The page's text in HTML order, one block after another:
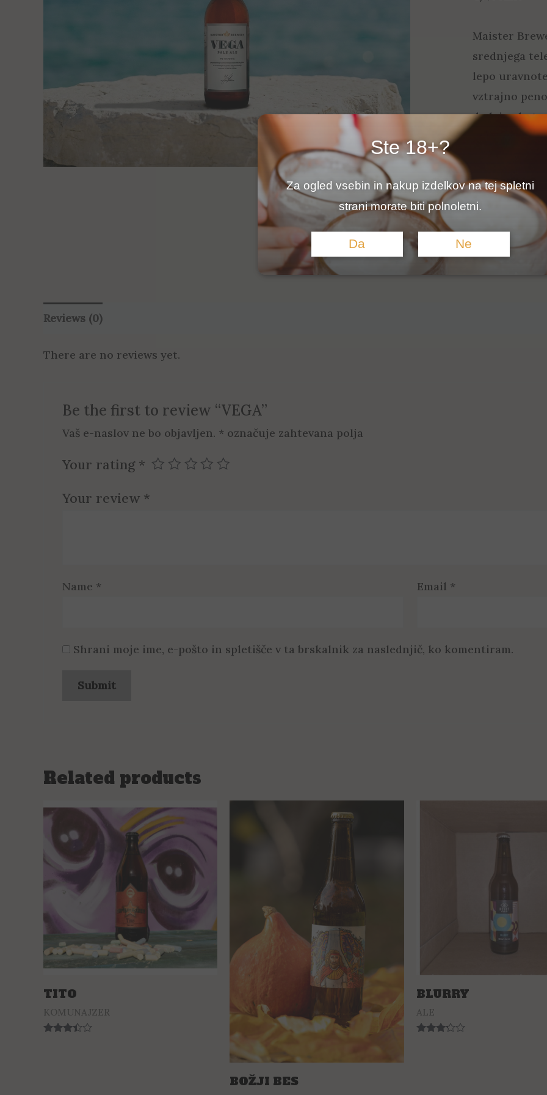
Maister
srednjega
lepo
vztrajno
dodajo
Brewery
ostane še po
Vege in je
zaključkom.
Reviews (0)
There are no reviews yet.
Be the first to review “VEGA”
Vaš e-naslov ne bo objavljen. * označuje zahtevana polja
Your rating *
Your review *
Name * Email *
Shrani moje ime, e-pošto in spletišče v ta brskalnik za naslednjič, ko komentiram.
Related products
TITO
KOMUNAJZER
BOŽJI BES
BLURRY
ALE
Ste 18+?
Za ogled vsebin in nakup izdelkov na tej spletni
strani morate biti polnoletni.
Da Ne